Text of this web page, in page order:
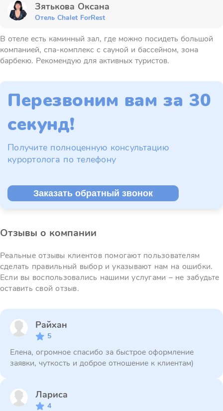
Зятькова Оксана
Отель Chalet ForRest
В отеле есть каминный зал, где можно посидеть большой
компанией, спа-комплекс с сауной и бассейном, зона
барбекю. Рекомендую для активных туристов.
Перезвоним вам за 30
секунд!
Получите полноценную консультацию
курортолога по телефону
Заказать обратный звонок
Отзывы о компании
Реальные отзывы клиентов помогают пользователям
сделать правильный выбор и указывают нам на ошибки.
Если вы воспользовались нашими услугами – не забудьте
оставить свой отзыв.
Райхан
5
Елена, огромное спасибо за быстрое оформление
заявки, чуткость и доброе отношение к клиентам)
Лариса
4